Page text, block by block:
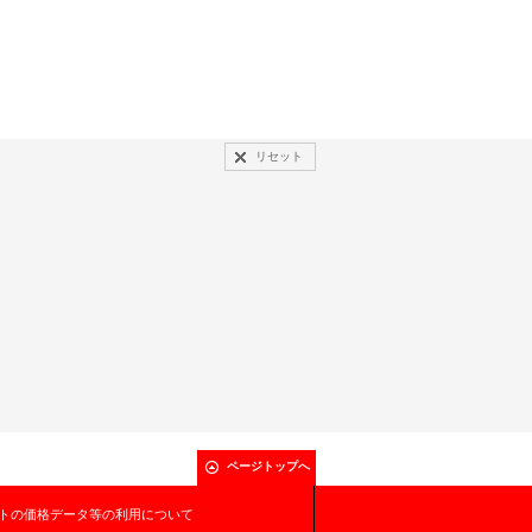
リセット
ページトップへ
の価格データ等の利用について